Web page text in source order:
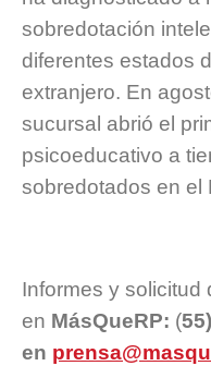
sobredotación
diferentes estados
extranjero. En
sucursal abrió el
psicoeducativo a
sobredotados en el
Informes y solicitud
en MásQueRP: (
en